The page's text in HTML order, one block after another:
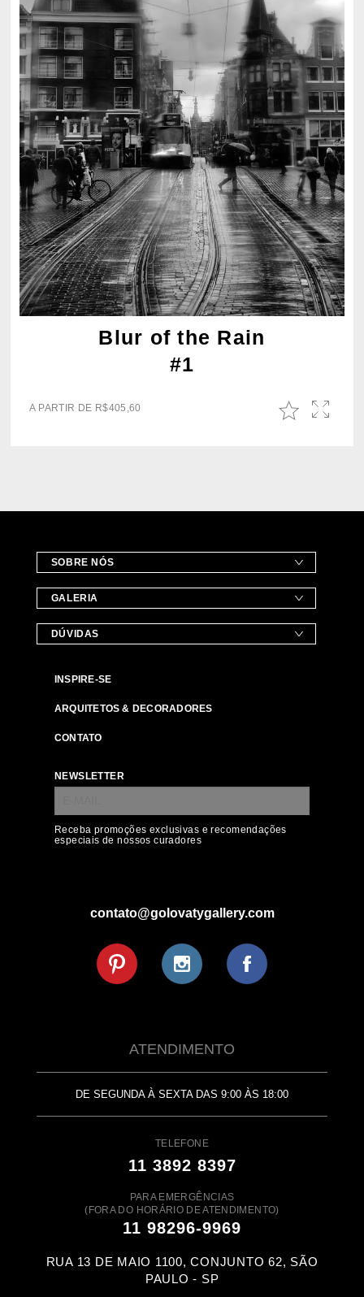
Blur of the Rain
#1
A PARTIR DE R$405,60
SOBRE NÓS
GALERIA
DÚVIDAS
INSPIRE-SE
ARQUITETOS & DECORADORES
CONTATO
NEWSLETTER
Receba promoções exclusivas e recomendações
especiais de nossos curadores
contato@golovatygallery.com
ATENDIMENTO
DE SEGUNDA À SEXTA DAS 9:00 ÀS 18:00
TELEFONE
11 3892 8397
PARA EMERGÊNCIAS
(FORA DO HORÁRIO DE ATENDIMENTO)
11 98296-9969
RUA 13 DE MAIO 1100, CONJUNTO 62, SÃO
PAULO - SP